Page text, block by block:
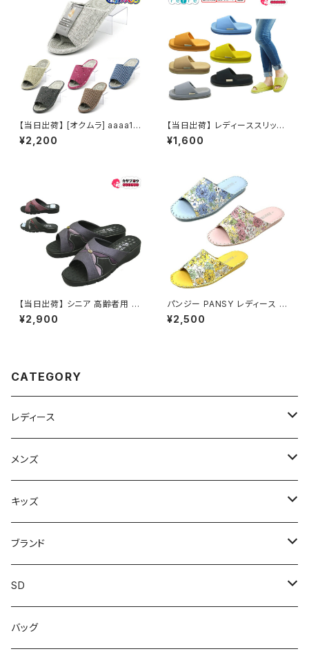
【当日出荷】 [オクムラ] aaaa10
39-41 健康スリッパ 3Dコンフ
ォート スリッパ 室内 かわいい
¥2,200
【当日出荷】 レディーススリッパ
refre リフレ 親指の付け根 スリ
ッパ ルームシューズ おしゃれ 来
¥1,600
【当日出荷】 シニア 高齢者用 老
人 靴 NEUSHI レディース健康
ヘップ ネウシ レディース 女性
¥2,900
パンジー PANSY レディース ル
ームシューズ スリッパ 8690
¥2,500
CATEGORY
レディース
スニーカー
上履き/スリッパ
レインシューズ
カジュアル
サンダル/クロッグ
作業靴
メンズ
サンダル・スリッパ
メンズ\レインシューズ
スニーカー
上履き/スリッパ
キッズ
スニーカー
レインシューズ
カジュアル
ブランド
ブランド1
アディダス adidas
ブランド3
SD
エムディ企画
バッグ